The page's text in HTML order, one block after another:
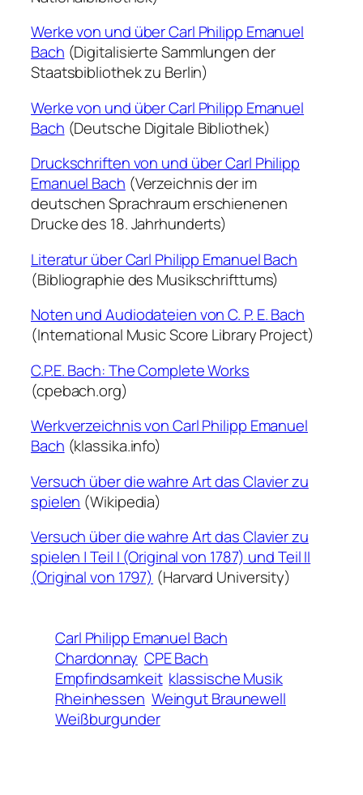
Werke von und über Carl Philipp Emanuel
Bach (Digitalisierte Sammlungen der
Staatsbibliothek zu Berlin)
Werke von und über Carl Philipp Emanuel
Bach (Deutsche Digitale Bibliothek)
Druckschriften von und über Carl Philipp
Emanuel Bach (Verzeichnis der im
deutschen Sprachraum erschienenen
Drucke des 18. Jahrhunderts)
Literatur über Carl Philipp Emanuel Bach
(Bibliographie des Musikschrifttums)
Noten und Audiodateien von C. P. E. Bach
(International Music Score Library Project)
C.P.E. Bach: The Complete Works
(cpebach.org)
Werkverzeichnis von Carl Philipp Emanuel
Bach (klassika.info)
Versuch über die wahre Art das Clavier zu
spielen (Wikipedia)
Versuch über die wahre Art das Clavier zu
spielen | Teil I (Original von 1787) und Teil II
(Original von 1797) (Harvard University)
Carl Philipp Emanuel Bach
Chardonnay CPE Bach
Empfindsamkeit klassische Musik
Rheinhessen Weingut Braunewell
Weißburgunder